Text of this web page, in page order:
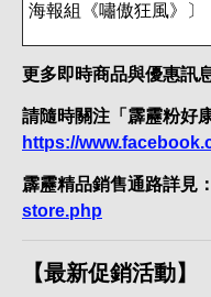
海報組《嘯傲狂風》〕
更多即時商品與優惠訊
請隨時關注「霹靂粉好
https://
霹靂精品銷售通路詳見：
store.php
【最新促銷活動】